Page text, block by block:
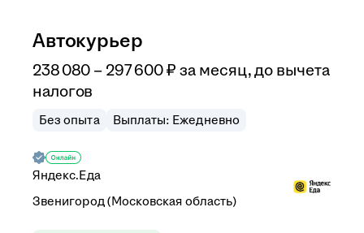
Автокурьер
238 080 – 297 600₽ за месяц,до вычета
налогов
Без опыта Выплаты: Ежедневно
Яндекс.Еда
Звенигород (Московская область)